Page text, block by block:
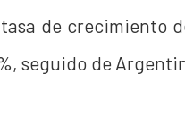
de crecimiento
seguido de